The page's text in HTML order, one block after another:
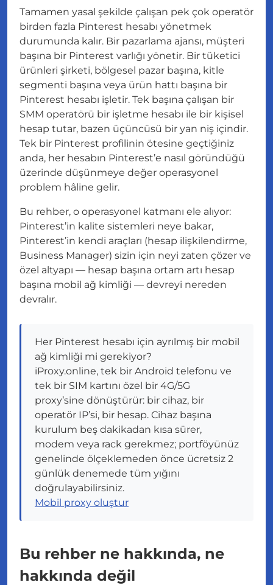
Tamamen yasal şekilde çalışan pek çok operatör
birden fazla Pinterest hesabı yönetmek
durumunda kalır. Bir pazarlama ajansı, müşteri
başına bir Pinterest varlığı yönetir. Bir tüketici
ürünleri şirketi, bölgesel pazar başına, kitle
segmenti başına veya ürün hattı başına bir
Pinterest hesabı işletir. Tek başına çalışan bir
SMM operatörü bir işletme hesabı ile bir kişisel
hesap tutar, bazen üçüncüsü bir yan niş içindir.
Tek bir Pinterest profilinin ötesine geçtiğiniz
anda, her hesabın Pinterest’e nasıl göründüğü
üzerinde düşünmeye değer operasyonel
problem hâline gelir.
Bu rehber, o operasyonel katmanı ele alıyor:
Pinterest’in kalite sistemleri neye bakar,
Pinterest’in kendi araçları (hesap ilişkilendirme,
Business Manager) sizin için neyi zaten çözer ve
özel altyapı — hesap başına ortam artı hesap
başına mobil ağ kimliği — devreyi nereden
devralır.
Her Pinterest hesabı için ayrılmış bir mobil
ağ kimliği mi gerekiyor?
iProxy.online, tek bir Android telefonu ve
tek bir SIM kartını özel bir 4G/5G
proxy’sine dönüştürür: bir cihaz, bir
operatör IP’si, bir hesap. Cihaz başına
kurulum beş dakikadan kısa sürer,
modem veya rack gerekmez; portföyünüz
genelinde ölçeklemeden önce ücretsiz 2
günlük denemede tüm yığını
doğrulayabilirsiniz.
Mobil proxy oluştur
Bu rehber ne hakkında, ne
hakkında değil